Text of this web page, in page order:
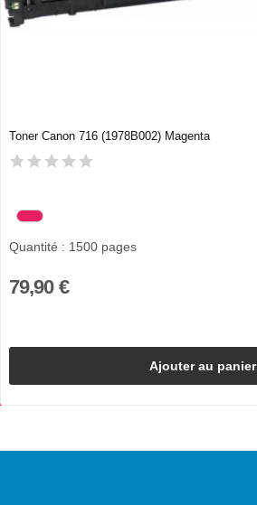
Toner Canon 716 (1978B002) Magenta
Quantité : 1500 pages
79,90 €
Ajouter au panier